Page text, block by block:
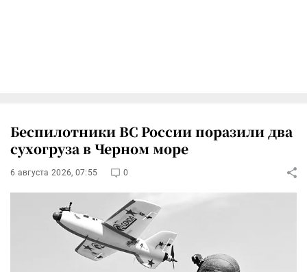
Беспилотники ВС России поразили два
сухогруза в Черном море
6 августа 2026, 07:55 0